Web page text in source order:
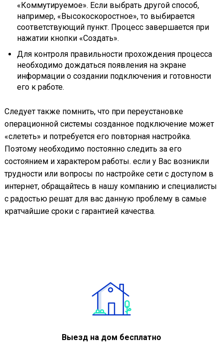
«Коммутируемое». Если выбрать другой способ,
например, «Высокоскоростное», то выбирается
соответствующий пункт. Процесс завершается при
нажатии кнопки «Создать».
Для контроля правильности прохождения процесса
необходимо дождаться появления на экране
информации о создании подключения и готовности
его к работе.
Следует также помнить, что при переустановке
операционной системы созданное подключение может
«слететь» и потребуется его повторная настройка.
Поэтому необходимо постоянно следить за его
состоянием и характером работы. если у Вас возникли
трудности или вопросы по настройке сети с доступом в
интернет, обращайтесь в нашу компанию и специалисты
с радостью решат для вас данную проблему в самые
кратчайшие сроки с гарантией качества.
Выезд на дом бесплатно